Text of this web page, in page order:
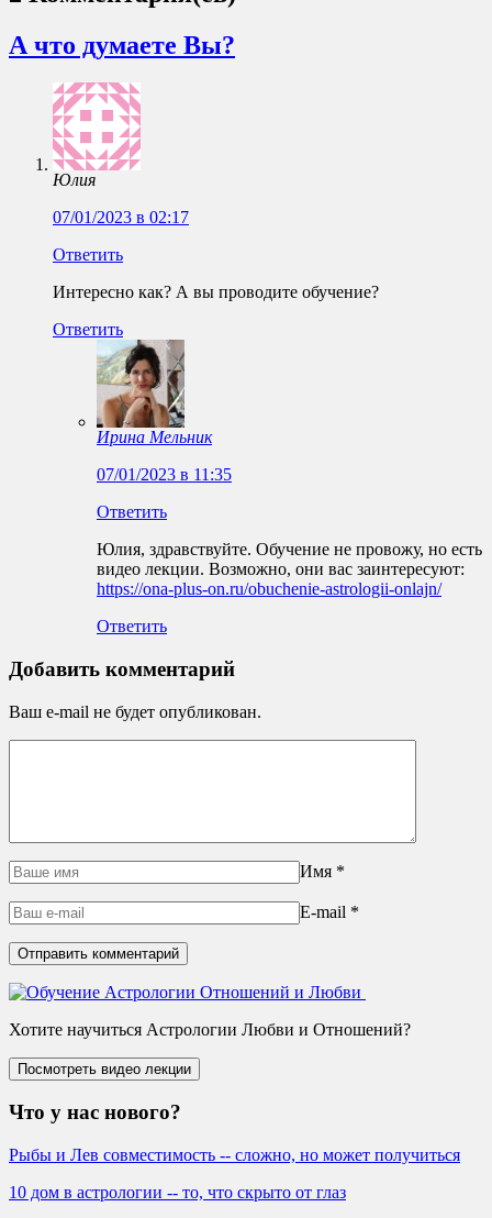
А что думаете Вы?
Юлия
07/01/2023 в 02:17
Ответить
Интересно как? А вы проводите обучение?
Ответить
Ирина Мельник
07/01/2023 в 11:35
Ответить
Юлия, здравствуйте. Обучение не провожу, но есть
видео лекции. Возможно, они вас заинтересуют:
https://ona-plus-on.ru/obuchenie-astrologii-onlajn/
Ответить
Добавить комментарий
Ваш e-mail не будет опубликован.
Имя *
E-mail *
Хотите научиться Астрологии Любви и Отношений?
Что у нас нового?
Рыбы и Лев совместимость -- сложно, но может получиться
10 дом в астрологии -- то, что скрыто от глаз